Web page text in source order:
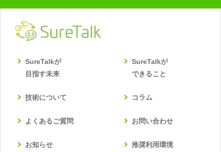
SureTalkが
目指す未来
SureTalkが
できること
技術について コラム
よくあるご質問 お問い合わせ
お知らせ 推奨利用環境